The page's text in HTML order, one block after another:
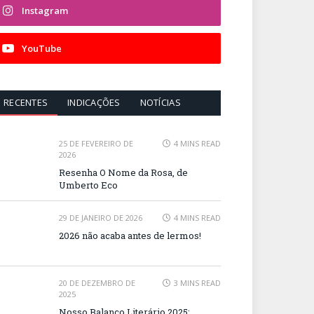
Instagram
YouTube
RECENTES INDICAÇÕES NOTÍCIAS
25 DE FEVEREIRO DE
2026
4 MINS READ
Resenha O Nome da Rosa, de
Umberto Eco
29 DE JANEIRO DE 2026 4 MINS READ
2026 não acaba antes de lermos!
20 DE DEZEMBRO DE
2025
3 MINS READ